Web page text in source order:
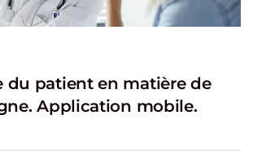
du patient en matière de
Application mobile.